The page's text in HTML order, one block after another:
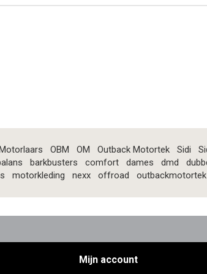
OBM OM Outback Motortek Sidi
barkbusters comfort dames dmd
motorkleding nexx offroad outbackmotortek
Mijn account